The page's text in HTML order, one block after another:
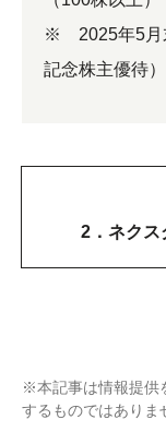
※ 2025年5月
記念株主優待）
2．ネク
※本記事は情報提供
するものではありま